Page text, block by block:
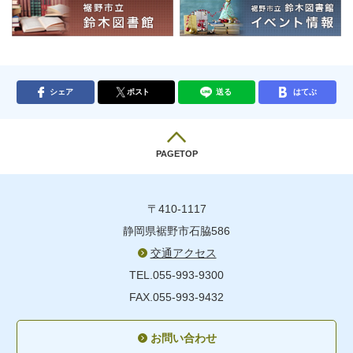
シェア ポスト 送る はてぶ
PAGETOP
〒410-1117
静岡県裾野市石脇586
交通アクセス
TEL.055-993-9300
FAX.055-993-9432
お問い合わせ